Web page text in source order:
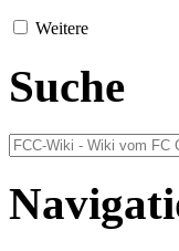
Weitere
Suche